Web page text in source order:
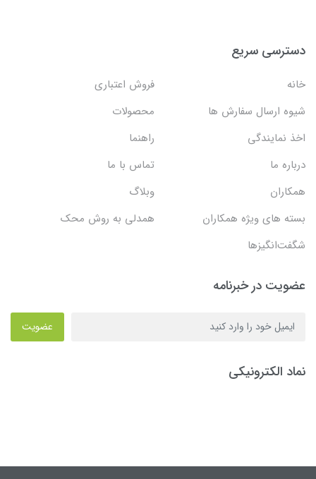
دسترسی سریع
خانه
فروش اعتباری
شیوه ارسال سفارش ها
محصولات
اخذ نمایندگی
راهنما
درباره ما
تماس با ما
همکاران
وبلاگ
بسته های ویژه همکاران
همدلی به روش محک
شگفت‌انگیزها
عضویت در خبرنامه
عضویت
نماد الکترونیکی